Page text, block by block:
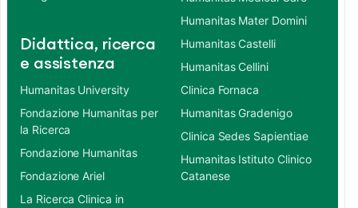
Didattica, ricerca
e assistenza
Humanitas University
Fondazione Humanitas per
la Ricerca
Fondazione Humanitas
Fondazione Ariel
La Ricerca Clinica in
Humanitas Mater Domini
Humanitas Castelli
Humanitas Cellini
Clinica Fornaca
Humanitas Gradenigo
Clinica Sedes Sapientiae
Humanitas Istituto Clinico
Catanese